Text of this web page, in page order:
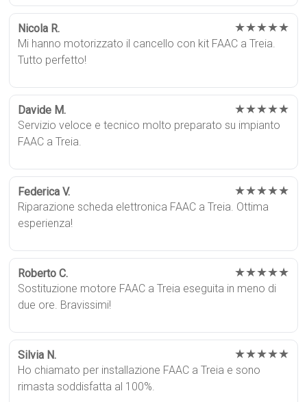
Nicola R. ★★★★★
Mi hanno motorizzato il cancello con kit FAAC a Treia.
Tutto perfetto!
Davide M. ★★★★★
Servizio veloce e tecnico molto preparato su impianto
FAAC a Treia.
Federica V. ★★★★★
Riparazione scheda elettronica FAAC a Treia. Ottima
esperienza!
Roberto C. ★★★★★
Sostituzione motore FAAC a Treia eseguita in meno di
due ore. Bravissimi!
Silvia N. ★★★★★
Ho chiamato per installazione FAAC a Treia e sono
rimasta soddisfatta al 100%.